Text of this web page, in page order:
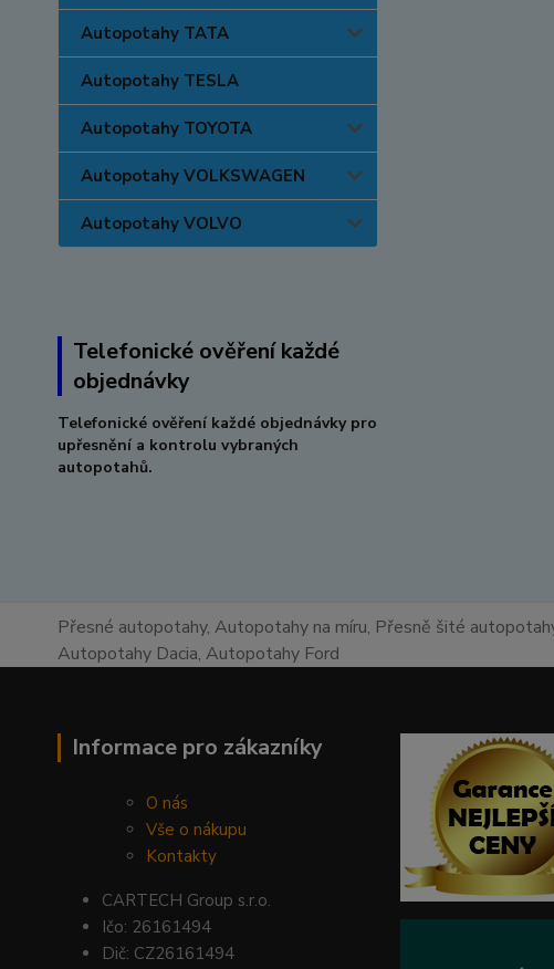
Autopotahy TATA
Autopotahy TESLA
Autopotahy TOYOTA
Autopotahy VOLKSWAGEN
Autopotahy VOLVO
Telefonické ověření každé
objednávky
Telefonické ověření každé objednávky pro
upřesnění a kontrolu vybraných
autopotahů.
Přesné autopotahy, Autopotahy na míru, Přesně šité
Autopotahy Dacia, Autopotahy Ford
Informace pro zákazníky
O nás
Vše o nákupu
Kontakty
CARTECH Group s.r.o.
Ičo: 26161494
Dič: CZ26161494